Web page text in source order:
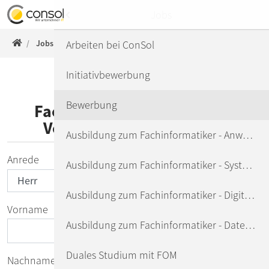
Direkt zur Hauptnavigation springen
Direkt zum Inhalt springen
ConSol WWW
Jobs Bewerbung
Fachinformatiker - Digitale
Vernetzung (all genders)
Anrede
Vorname
Nachname
Custom IT Solutions
Product Solutions
Referenzen
Unternehmen
Jobs
Presse
Newsletter
Arbeiten bei ConSol
Initiativbewerbung
Bewerbung
Ausbildung zum Fachinformatiker - Anwendungsentwicklung
Ausbildung zum Fachinformatiker - Systemintegration
Ausbildung zum Fachinformatiker - Digitale Vernetzung
Ausbildung zum Fachinformatiker - Daten- und Prozessanalyse
Duales Studium mit FOM